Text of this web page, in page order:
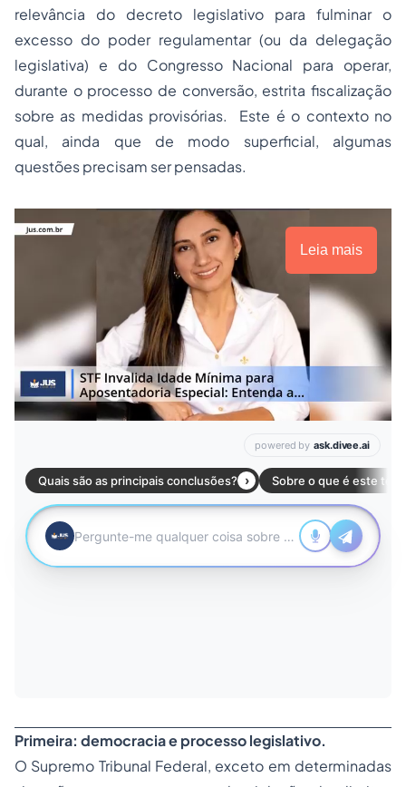
relevância do decreto legislativo para fulminar o
excesso do poder regulamentar (ou da delegação
legislativa) e do Congresso Nacional para operar,
durante o processo de conversão, estrita fiscalização
sobre as medidas provisórias. Este é o contexto no
qual, ainda que de modo superficial, algumas
questões precisam ser pensadas.
Leia mais
Primeira: democracia e processo legislativo.
O Supremo Tribunal Federal, exceto em determinadas